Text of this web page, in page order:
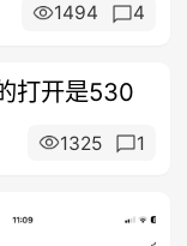
1494 4
打开是530
1325 1